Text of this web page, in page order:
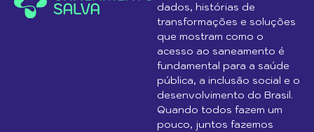
dados, histórias de
transformações e soluções
que mostram como o
acesso ao saneamento é
fundamental para a saúde
pública, a inclusão social e o
desenvolvimento do Brasil.
Quando todos fazem um
pouco, juntos fazemos